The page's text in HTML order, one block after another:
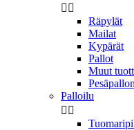
 
Räpylät
Mailat
Kypärät
Pallot
Muut
Palloilu
 